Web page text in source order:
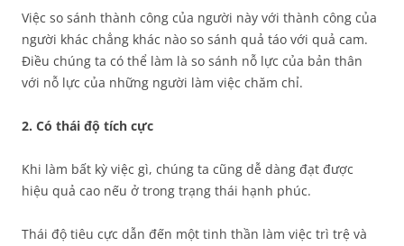
Việc so sánh thành công của người này với thành công của
người khác chẳng khác nào so sánh quả táo với quả cam.
Điều chúng ta có thể làm là so sánh nỗ lực của bản thân
với nỗ lực của những người làm việc chăm chỉ.
2. Có thái độ tích cực
Khi làm bất kỳ việc gì, chúng ta cũng dễ dàng đạt được
hiệu quả cao nếu ở trong trạng thái hạnh phúc.
Thái độ tiêu cực dẫn đến một tinh thần làm việc trì trệ và